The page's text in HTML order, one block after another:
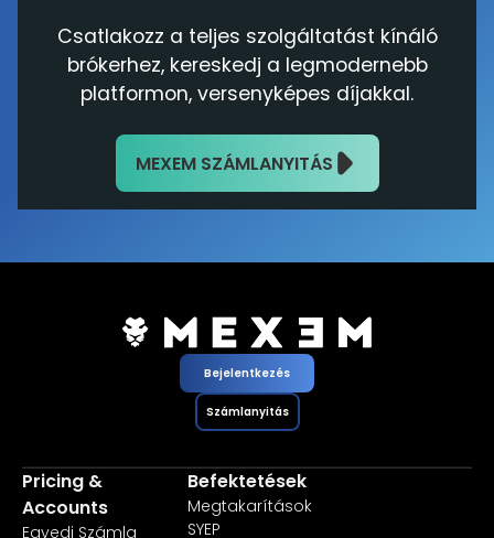
Csatlakozz a teljes szolgáltatást kínáló
brókerhez, kereskedj a legmodernebb
platformon, versenyképes díjakkal.
MEXEM SZÁMLANYITÁS
Bejelentkezés
Számlanyitás
Pricing &
Accounts
Egyedi Számla
Befektetések
Megtakarítások
SYEP